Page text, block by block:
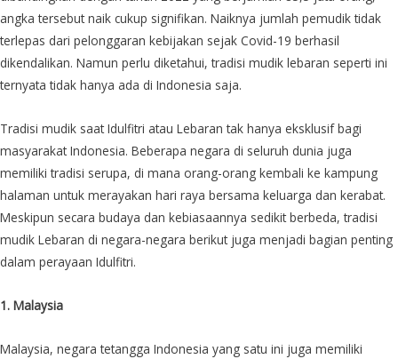
angka tersebut naik cukup signifikan. Naiknya jumlah pemudik tidak
terlepas dari pelonggaran kebijakan sejak Covid-19 berhasil
dikendalikan. Namun perlu diketahui, tradisi mudik lebaran seperti ini
ternyata tidak hanya ada di Indonesia saja.
Tradisi mudik saat Idulfitri atau Lebaran tak hanya eksklusif bagi
masyarakat Indonesia. Beberapa negara di seluruh dunia juga
memiliki tradisi serupa, di mana orang-orang kembali ke kampung
halaman untuk merayakan hari raya bersama keluarga dan kerabat.
Meskipun secara budaya dan kebiasaannya sedikit berbeda, tradisi
mudik Lebaran di negara-negara berikut juga menjadi bagian penting
dalam perayaan Idulfitri.
1. Malaysia
Malaysia, negara tetangga Indonesia yang satu ini juga memiliki